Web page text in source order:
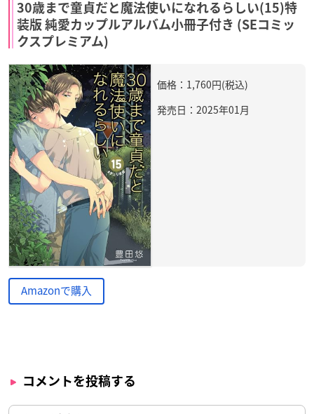
30歳まで童貞だと魔法使いになれるらしい(15)特
装版 純愛カップルアルバム小冊子付き (SEコミッ
クスプレミアム)
価格：1,760円(税込)
発売日：2025年01月
Amazonで購入
コメントを投稿する